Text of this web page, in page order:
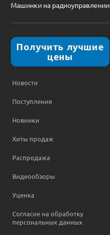
Машинки на радиоуправлении
Получить лучшие
цены
Новости
Поступления
Новинки
Хиты продаж
Распродажа
Видеообзоры
Уценка
Согласие на обработку
персональных данных